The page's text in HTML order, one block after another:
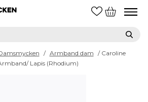
/ Armband dam / Caroline
Lapis (Rhodium)